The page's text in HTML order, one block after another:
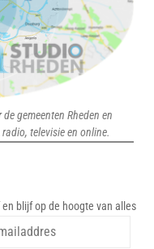
gemeenten Rheden en
televisie en online.
blijf op de hoogte van alles